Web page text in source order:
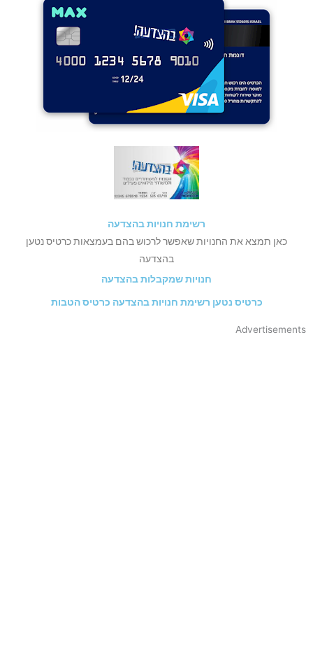
רשימת חנויות בהצדעה
כאן תמצא את החנויות שאפשר לרכוש בהם בעמצאות כרטיס נטען
בהצדעה
חנויות שמקבלות בהצדעה
כרטיס נטען רשימת חנויות בהצדעה כרטיס הטבות
Advertisements